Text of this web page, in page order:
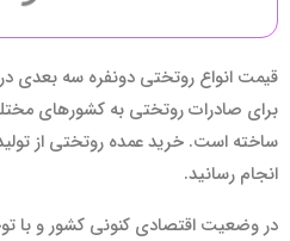
قیمت انواع روتختی دونفره سه بعدی
برای صادرات روتختی به کشورهای
ساخته است. خرید عمده روتختی از
انجام رسانید.
در وضعیت اقتصادی کنونی کشور و با